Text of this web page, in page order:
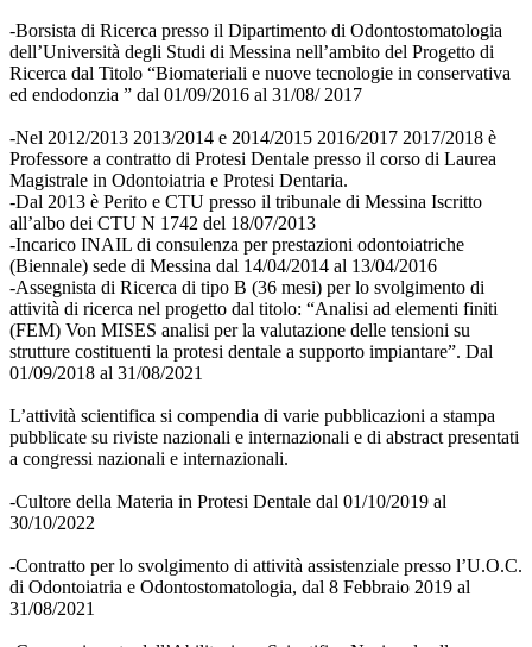
-Borsista di Ricerca presso il Dipartimento di Odontostomatologia
dell’Università degli Studi di Messina nell’ambito del Progetto di
Ricerca dal Titolo “Biomateriali e nuove tecnologie in conservativa
ed endodonzia ” dal 01/09/2016 al 31/08/ 2017
-Nel 2012/2013 2013/2014 e 2014/2015 2016/2017 2017/2018 è
Professore a contratto di Protesi Dentale presso il corso di Laurea
Magistrale in Odontoiatria e Protesi Dentaria.
-Dal 2013 è Perito e CTU presso il tribunale di Messina Iscritto
all’albo dei CTU N 1742 del 18/07/2013
-Incarico INAIL di consulenza per prestazioni odontoiatriche
(Biennale) sede di Messina dal 14/04/2014 al 13/04/2016
-Assegnista di Ricerca di tipo B (36 mesi) per lo svolgimento di
attività di ricerca nel progetto dal titolo: “Analisi ad elementi finiti
(FEM) Von MISES analisi per la valutazione delle tensioni su
strutture costituenti la protesi dentale a supporto impiantare”. Dal
01/09/2018 al 31/08/2021
L’attività scientifica si compendia di varie pubblicazioni a stampa
pubblicate su riviste nazionali e internazionali e di abstract presentati
a congressi nazionali e internazionali.
-Cultore della Materia in Protesi Dentale dal 01/10/2019 al
30/10/2022
-Contratto per lo svolgimento di attività assistenziale presso l’U.O.C.
di Odontoiatria e Odontostomatologia, dal 8 Febbraio 2019 al
31/08/2021